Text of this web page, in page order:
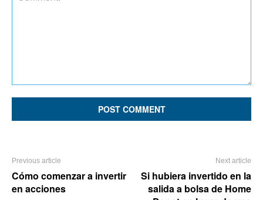
Previous article
Cómo comenzar a invertir
en acciones
Next article
Si hubiera invertido en la
salida a bolsa de Home